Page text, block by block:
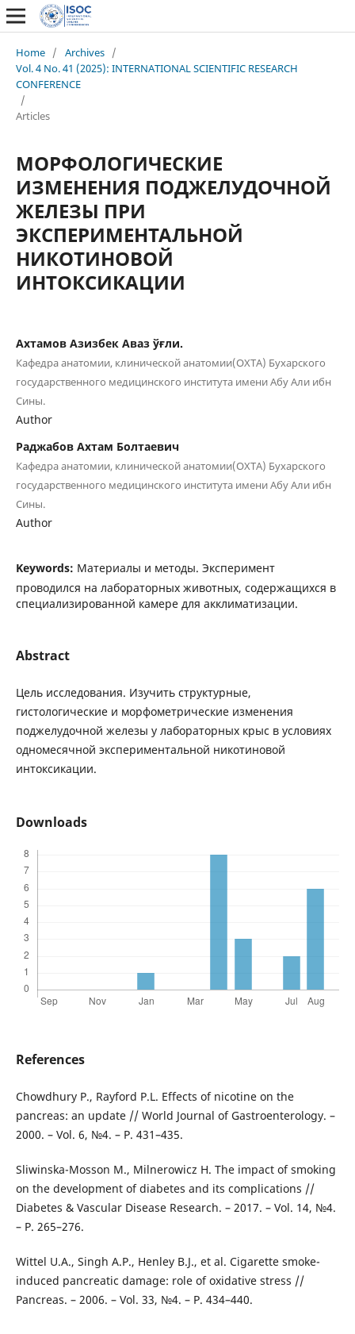
Home / Archives /
Vol. 4 No. 41 (2025): INTERNATIONAL SCIENTIFIC RESEARCH
CONFERENCE
/
Articles
МОРФОЛОГИЧЕСКИЕ
ИЗМЕНЕНИЯ ПОДЖЕЛУДОЧНОЙ
ЖЕЛЕЗЫ ПРИ
ЭКСПЕРИМЕНТАЛЬНОЙ
НИКОТИНОВОЙ
ИНТОКСИКАЦИИ
Ахтамов Азизбек Аваз ўғли.
Кафедра анатомии, клинической анатомии(ОХТА) Бухарского
государственного медицинского института имени Абу Али ибн
Сины.
Author
Раджабов Ахтам Болтаевич
Кафедра анатомии, клинической анатомии(ОХТА) Бухарского
государственного медицинского института имени Абу Али ибн
Сины.
Author
Keywords: Материалы и методы. Эксперимент
проводился на лабораторных животных, содержащихся в
специализированной камере для акклиматизации.
Abstract
Цель исследования. Изучить структурные,
гистологические и морфометрические изменения
поджелудочной железы у лабораторных крыс в условиях
одномесячной экспериментальной никотиновой
интоксикации.
Downloads
References
Chowdhury P., Rayford P.L. Effects of nicotine on the
pancreas: an update // World Journal of Gastroenterology. –
2000. – Vol. 6, №4. – P. 431–435.
Sliwinska-Mosson M., Milnerowicz H. The impact of smoking
on the development of diabetes and its complications //
Diabetes & Vascular Disease Research. – 2017. – Vol. 14, №4.
– P. 265–276.
Wittel U.A., Singh A.P., Henley B.J., et al. Cigarette smoke-
induced pancreatic damage: role of oxidative stress //
Pancreas. – 2006. – Vol. 33, №4. – P. 434–440.